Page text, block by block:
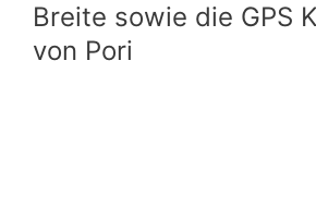
Breite sowie die GPS
von Pori